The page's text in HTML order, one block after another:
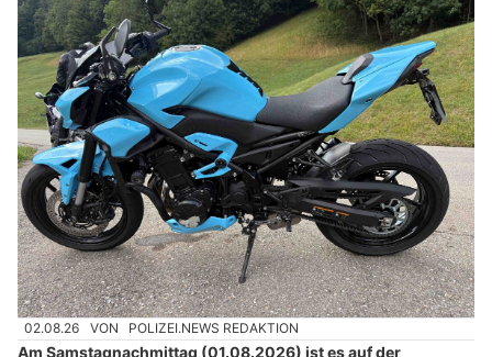
02.08.26 VON POLIZEI.NEWS REDAKTION
Am Samstagnachmittag (01.08.2026) ist es auf der